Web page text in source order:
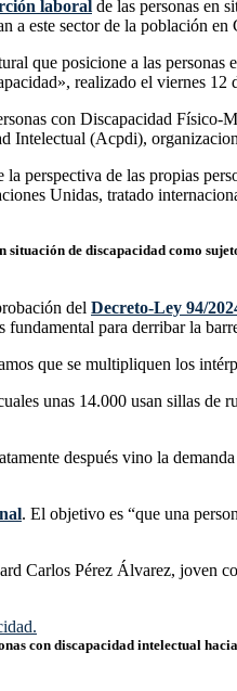
laboral de las personas en
a este sector de la población en
que posicione a las
realizado el viernes
con Discapacidad
Intelectual (Acpdi),
perspectiva de las propias
Unidas, tratado
de discapacidad como
del Decreto-Ley 94/
fundamental para derribar la
que se multipliquen los
unas 14.000 usan sillas
después vino la
. El objetivo es “que una
Carlos Pérez Álvarez, joven
con discapacidad intelectual